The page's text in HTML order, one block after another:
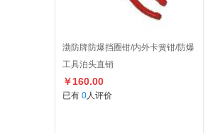
渤防牌防爆挡圈钳/内外卡簧钳/防爆
工具泊头直销
￥160.00
已有 0人评价